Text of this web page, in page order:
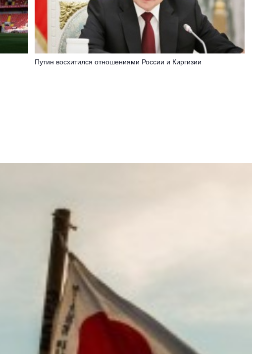
Путин восхитился отношениями России и Киргизии